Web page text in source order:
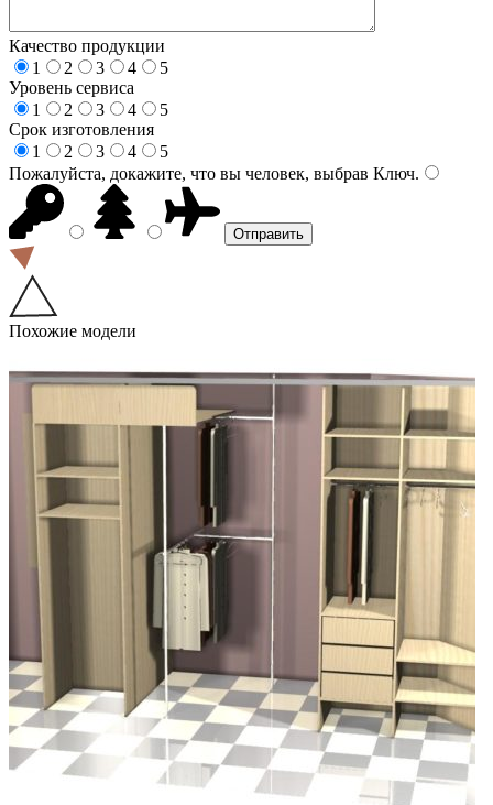
Качество продукции
1
2 3 4
5
Уровень сервиса
1
2 3 4
5
Срок изготовления
1
2 3 4
5
Пожалуйста, докажите, что вы человек, выбрав Ключ.
Похожие модели